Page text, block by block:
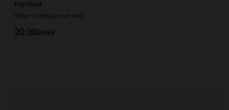
Manfield
Glitter handtasje met strik
39.99
20.00